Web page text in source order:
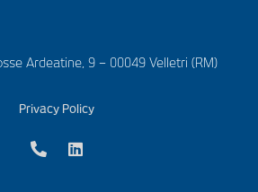
Ardeatine, 9 – 00049 Velletri (RM)
Privacy Policy